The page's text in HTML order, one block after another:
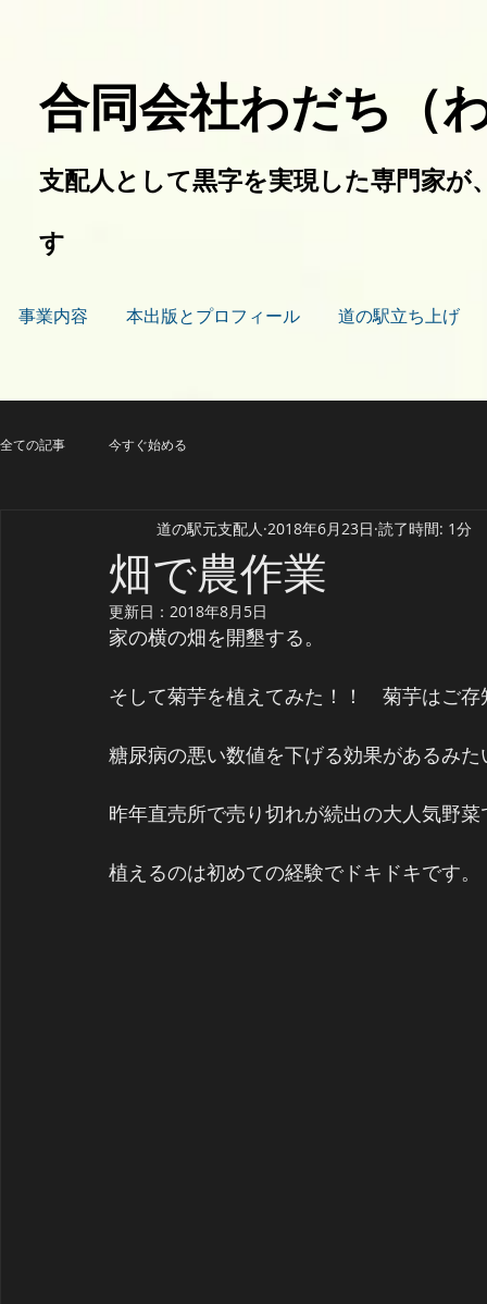
合同会社わだち（
支配人として黒字を実現した専門家が
す
事業内容 本出版とプロフィール 道の駅立ち上げ
全ての記事 今すぐ始める
畑で農作業
道の駅元支配人 2018年6月23日 読了時間: 1分
更新日： 2018年8月5日
家の横の畑を開墾する。
そして菊芋を植えてみた！！　菊芋はご
糖尿病の悪い数値を下げる効果があるみた
昨年直売所で売り切れが続出の大人気野菜
植えるのは初めての経験でドキドキです。